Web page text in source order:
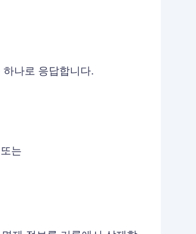
나로 응답합니다.
는